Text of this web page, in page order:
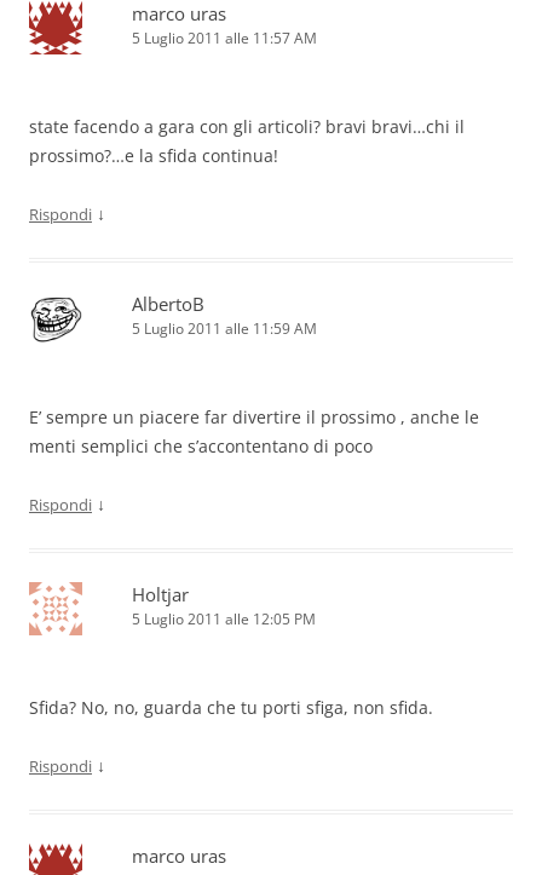
marco uras
5 Luglio 2011 alle 11:57 AM
state facendo a gara con gli articoli? bravi bravi…chi il
prossimo?…e la sfida continua!
Rispondi ↓
AlbertoB
5 Luglio 2011 alle 11:59 AM
E’ sempre un piacere far divertire il prossimo , anche le
menti semplici che s’accontentano di poco
Rispondi ↓
Holtjar
5 Luglio 2011 alle 12:05 PM
Sfida? No, no, guarda che tu porti sfiga, non sfida.
Rispondi ↓
marco uras